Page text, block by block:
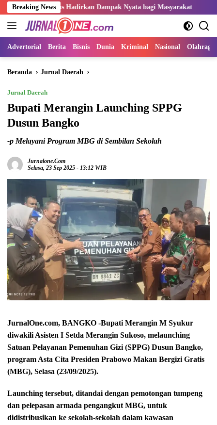
Langsung
ke
konten
Breaking News
Harus Hadirkan Dampak Nyata bagi Masyarakat Sangat
Advertorial Berita Bisnis Dunia Kriminal Nasional Olahraga
Beranda Jurnal Daerah
Jurnal Daerah
Bupati Merangin Launching SPPG
Dusun Bangko
-p Melayani Program MBG di Sembilan Sekolah
Jurnalone.com
Selasa, 23 Sep 2025 - 13:12 WIB
JurnalOne.com, BANGKO -Bupati Merangin M Syukur
diwakili Asisten I Setda Merangin Sukoso, melaunching
Satuan Pelayanan Pemenuhan Gizi (SPPG) Dusun Bangko,
program Asta Cita Presiden Prabowo Makan Bergizi Gratis
(MBG), Selasa (23/09/2025).
Launching tersebut, ditandai dengan pemotongan tumpeng
dan pelepasan armada pengangkut MBG, untuk
didistribusikan ke sekolah-sekolah dalam kawasan